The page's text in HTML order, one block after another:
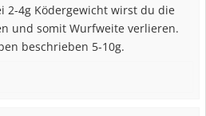
2-4g Ködergewicht wirst du die
und somit Wurfweite verlieren.
beschrieben 5-10g.